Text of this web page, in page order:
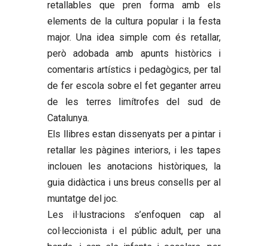
retallables que pren forma amb els
elements de la cultura popular i la festa
major. Una idea simple com és retallar,
però adobada amb apunts històrics i
comentaris artístics i pedagògics, per tal
de fer escola sobre el fet geganter arreu
de les terres limítrofes del sud de
Catalunya.
Els llibres estan dissenyats per a pintar i
retallar les pàgines interiors, i les tapes
inclouen les anotacions històriques, la
guia didàctica i uns breus consells per al
muntatge del joc.
Les il·lustracions s’enfoquen cap al
col·leccionista i el públic adult, per una